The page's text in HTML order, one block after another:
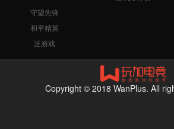
守望先锋
和平精英
泛游戏
Copyright © 2018 WanPlus. All